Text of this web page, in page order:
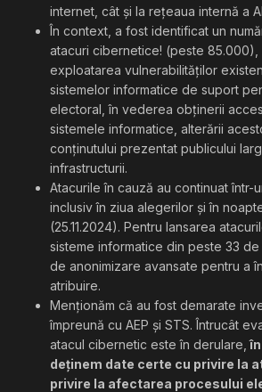
internet, cât și la rețeaua internă a
În context, a fost identificat un
atacuri cibernetice! (peste 85.000),
exploatarea vulnerabilităților
sistemelor informatice de suport
electoral, în vederea obținerii
sistemele informatice, alterării
conținutului prezentat publicului
infrastructurii.
Atacurile în cauză au continuat într-
inclusiv în ziua alegerilor și în
(25.11.2024). Pentru lansarea
sisteme informatice din peste 33
de anonimizare avansate pentru a
atribuire.
Menționăm că au fost demarate
împreună cu AEP și STS. Întrucât
atacul cibernetic este în derulare,
deținem date certe cu privire la
privire la afectarea procesului